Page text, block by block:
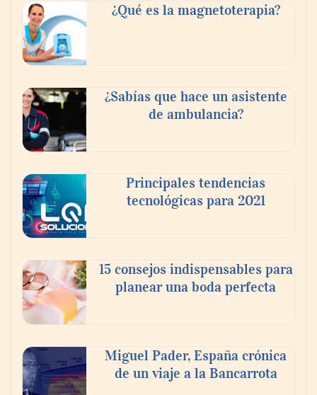
buscan proyectar talento mexicano y
fortalecer el turismo médico
En el Día de la Cerveza, Grupo Modelo
mundo elige para reunirse: 7 de cada 10 la
escogen
compromiso para el eclipse solar del 12 de
agosto
¿Qué es la magnetoterapia?
¿Sabías que hace un asistente
de ambulancia?
Principales tendencias
tecnológicas para 2021
15 consejos indispensables para
planear una boda perfecta
Miguel Pader, España crónica
de un viaje a la Bancarrota